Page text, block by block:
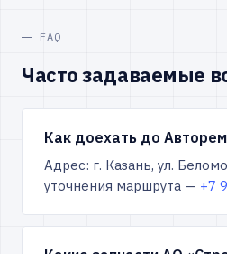
FAQ
Часто задаваемые
Как доехать до
Адрес: г. Казань, ул.
уточнения маршрута — +7